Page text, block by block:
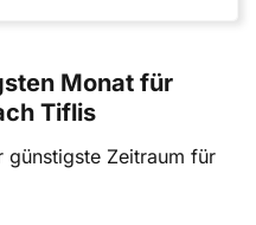
Monat für
Tiflis
günstigste Zeitraum für